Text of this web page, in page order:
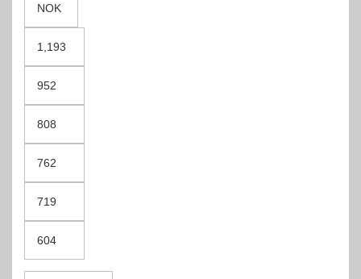
NOK
1,193
952
808
762
719
604